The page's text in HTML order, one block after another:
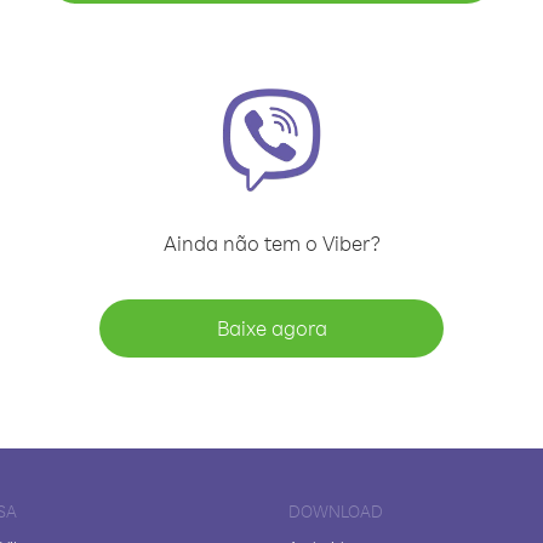
Ainda não tem o Viber?
Baixe agora
DOWNLOAD